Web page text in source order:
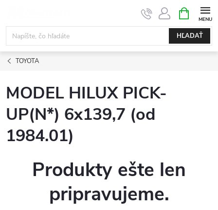
obsah
HĽADAŤ
KOŠÍK
TOYOTA
MODEL HILUX PICK-
UP(N*) 6x139,7 (od
1984.01)
Produkty ešte len
pripravujeme.